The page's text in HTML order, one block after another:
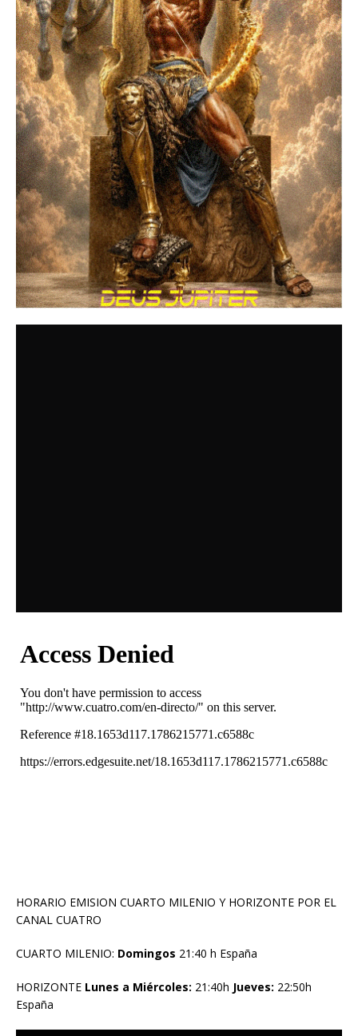
HORARIO EMISION CUARTO MILENIO Y HORIZONTE POR EL
CANAL CUATRO
CUARTO MILENIO: Domingos 21:40 h España
HORIZONTE Lunes a Miércoles: 21:40h Jueves: 22:50h
España